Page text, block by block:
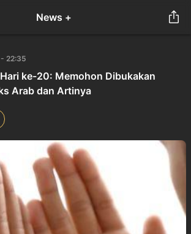
News +
22:35
ke-20: Memohon Dibukakan
Arab dan Artinya